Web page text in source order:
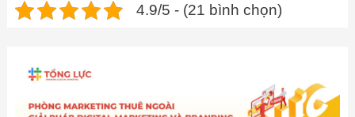
4.9/5 - (21 bình chọn)